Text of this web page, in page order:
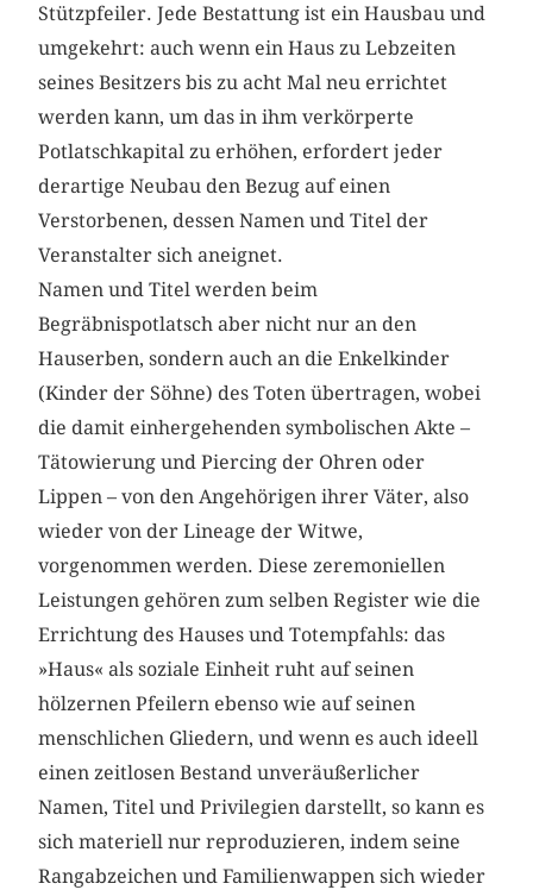
Stützpfeiler. Jede Bestattung ist ein Hausbau und
umgekehrt: auch wenn ein Haus zu Lebzeiten
seines Besitzers bis zu acht Mal neu errichtet
werden kann, um das in ihm verkörperte
Potlatschkapital zu erhöhen, erfordert jeder
derartige Neubau den Bezug auf einen
Verstorbenen, dessen Namen und Titel der
Veranstalter sich aneignet.
Namen und Titel werden beim
Begräbnispotlatsch aber nicht nur an den
Hauserben, sondern auch an die Enkelkinder
(Kinder der Söhne) des Toten übertragen, wobei
die damit einhergehenden symbolischen Akte –
Tätowierung und Piercing der Ohren oder
Lippen – von den Angehörigen ihrer Väter, also
wieder von der Lineage der Witwe,
vorgenommen werden. Diese zeremoniellen
Leistungen gehören zum selben Register wie die
Errichtung des Hauses und Totempfahls: das
»Haus« als soziale Einheit ruht auf seinen
hölzernen Pfeilern ebenso wie auf seinen
menschlichen Gliedern, und wenn es auch ideell
einen zeitlosen Bestand unveräußerlicher
Namen, Titel und Privilegien darstellt, so kann es
sich materiell nur reproduzieren, indem seine
Rangabzeichen und Familienwappen sich wieder